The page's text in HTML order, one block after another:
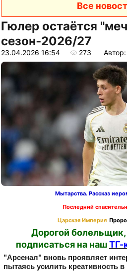
Все
Гюлер остаётся
сезон‑2026/27
23.04.2026 16:54 273
Мытарства. Рассказ
Последний
Царская Империя
Дорогой
подписаться на нашТГ-
"Арсенал" вновь проявляет
пытаясь усилить креативность